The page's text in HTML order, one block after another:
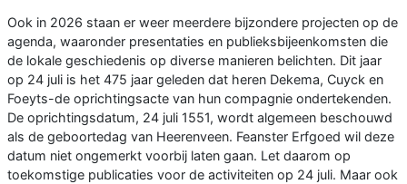
Ook in 2026 staan er weer meerdere bijzondere projecten op de
agenda, waaronder presentaties en publieksbijeenkomsten die
de lokale geschiedenis op diverse manieren belichten. Dit jaar
op 24 juli is het 475 jaar geleden dat heren Dekema, Cuyck en
Foeyts-de oprichtingsacte van hun compagnie ondertekenden.
De oprichtingsdatum, 24 juli 1551, wordt algemeen beschouwd
als de geboortedag van Heerenveen. Feanster Erfgoed wil deze
datum niet ongemerkt voorbij laten gaan. Let daarom op
toekomstige publicaties voor de activiteiten op 24 juli. Maar ook